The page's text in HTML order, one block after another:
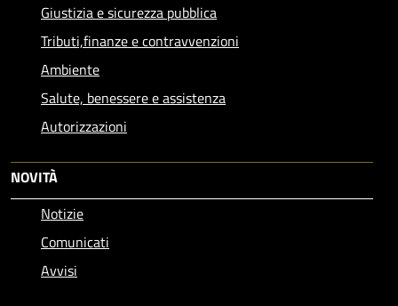
Giustizia e sicurezza pubblica
Tributi,finanze e contravvenzioni
Ambiente
Salute, benessere e assistenza
Autorizzazioni
NOVITÀ
Notizie
Comunicati
Avvisi